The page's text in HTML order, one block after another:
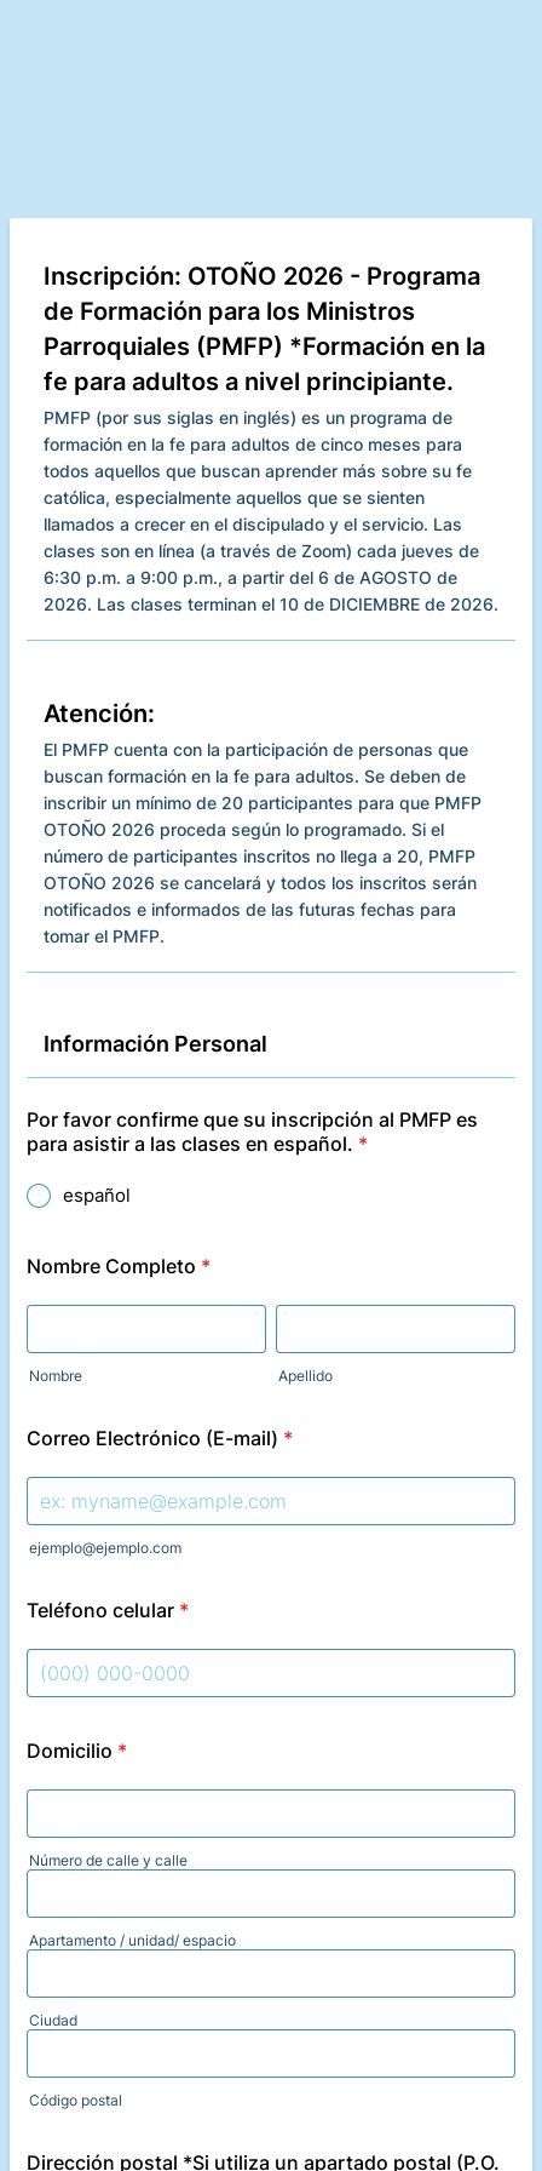
Inscripción: OTOÑO 2026 - Programa
de Formación para los Ministros
Parroquiales (PMFP) *Formación en la
fe para adultos a nivel principiante.
PMFP (por sus siglas en inglés) es un programa de
formación en la fe para adultos de cinco meses para
todos aquellos que buscan aprender más sobre su fe
católica, especialmente aquellos que se sienten
llamados a crecer en el discipulado y el servicio. Las
clases son en línea (a través de Zoom) cada jueves de
6:30 p.m. a 9:00 p.m., a partir del 6 de AGOSTO de
2026. Las clases terminan el 10 de DICIEMBRE de 2026.
Atención:
El PMFP cuenta con la participación de personas que
buscan formación en la fe para adultos. Se deben de
inscribir un mínimo de 20 participantes para que PMFP
OTOÑO 2026 proceda según lo programado. Si el
número de participantes inscritos no llega a 20, PMFP
OTOÑO 2026 se cancelará y todos los inscritos serán
notificados e informados de las futuras fechas para
tomar el PMFP.
Información Personal
Por favor confirme que su inscripción al PMFP es
para asistir a las clases en español. *
español
Nombre Completo *
Nombre Apellido
Correo Electrónico (E-mail) *
ejemplo@ejemplo.com
Teléfono celular *
Domicilio *
Número de calle y calle
Apartamento / unidad/ espacio
Ciudad
Código postal
Dirección postal *Si utiliza un apartado postal (P.O.